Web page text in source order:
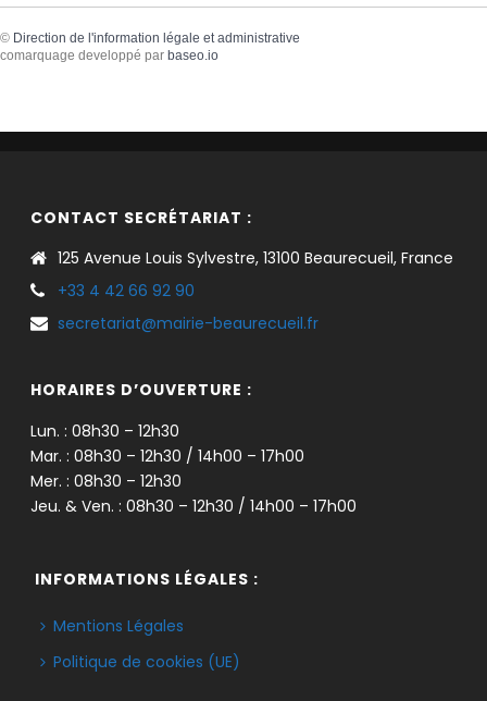
© Direction de l'information légale et administrative
comarquage developpé par baseo.io
CONTACT SECRÉTARIAT :
125 Avenue Louis Sylvestre, 13100 Beaurecueil, France
+33 4 42 66 92 90
secretariat@mairie-beaurecueil.fr
HORAIRES D’OUVERTURE :
Lun. : 08h30 – 12h30
Mar. : 08h30 – 12h30 / 14h00 – 17h00
Mer. : 08h30 – 12h30
Jeu. & Ven. : 08h30 – 12h30 / 14h00 – 17h00
INFORMATIONS LÉGALES :
Mentions Légales
Politique de cookies (UE)